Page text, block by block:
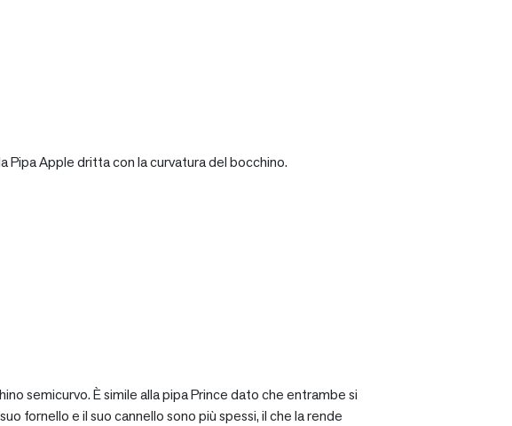
Pipa Apple dritta con la curvatura del bocchino.
semicurvo. È simile alla pipa Prince dato che entrambe si
fornello e il suo cannello sono più spessi, il che la rende